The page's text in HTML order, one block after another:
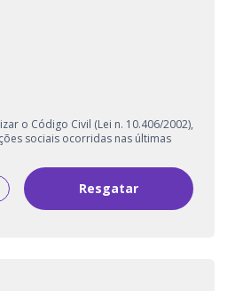
o Código Civil (Lei n. 10.406/2002),
sociais ocorridas nas últimas
Resgatar